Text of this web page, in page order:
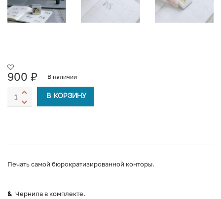
900 ₽ В наличии
В КОРЗИНУ
Печать самой бюрократизированной конторы.
Чернила в комплекте.